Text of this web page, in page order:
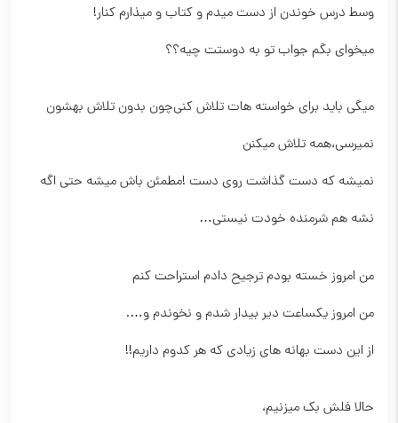
وسط درس خوندن از دست میدم و کتاب و میذارم کنار!
میخوای بگم جواب تو به دوستت چیه؟؟
میگی باید برای خواسته هات تلاش کنی‌چون بدون تلاش بهشون
نمیرسی،همه تلاش میکنن
نمیشه که دست گذاشت روی دست !مطمئن باش میشه حتی اگه
نشه هم شرمنده خودت نیستی…
من امروز خسته بودم ترجیح دادم استراحت کنم
من امروز یکساعت دیر بیدار شدم و نخوندم و….
از این دست بهانه های زیادی که هر کدوم داریم!!
حالا فلش بک میزنیم،